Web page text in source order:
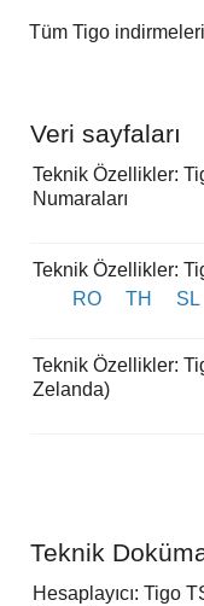
Tüm Tigo
Veri sayfaları
Teknik Özellikler:
Numaraları
Teknik Özellikler:
RO
TH SL
Teknik Özellikler:
Zelanda)
Teknik
Hesaplayıcı: Tigo